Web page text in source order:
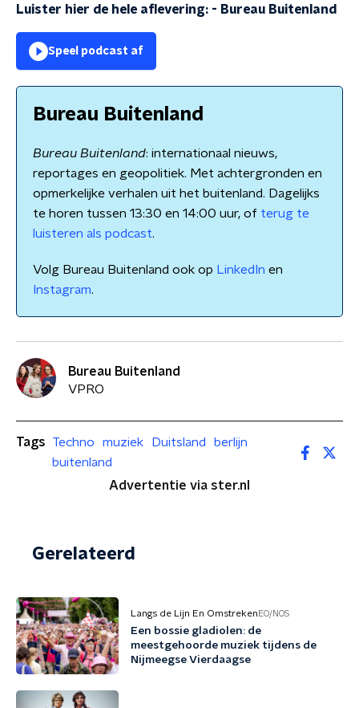
Luister hier de hele aflevering: - Bureau Buitenland
Speel podcast af
Bureau Buitenland
Bureau Buitenland: internationaal nieuws,
reportages en geopolitiek. Met achtergronden en
opmerkelijke verhalen uit het buitenland. Dagelijks
te horen tussen 13:30 en 14:00 uur, of terug te
luisteren als podcast.
Volg Bureau Buitenland ook op LinkedIn en
Instagram.
Bureau Buitenland
VPRO
Tags Techno muziek Duitsland
berlijn
buitenland
Advertentie via ster.nl
Gerelateerd
Langs de Lijn En Omstreken EO/NOS
Een bossie gladiolen: de
meestgehoorde muziek tijdens de
Nijmeegse Vierdaagse